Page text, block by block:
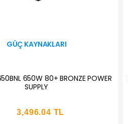
GÜÇ KAYNAKLARI
650W 80+ BRONZE POWER
SUPPLY
3,496.04 TL